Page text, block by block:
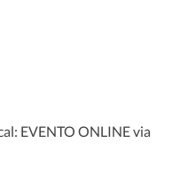
EVENTO ONLINE via